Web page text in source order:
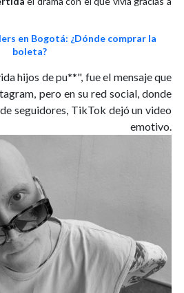
en Bogotá: ¿Dónde comprar la
boleta?
hijos de pu**", fue el mensaje que
pero en su red social, donde
seguidores, TikTok dejó un video